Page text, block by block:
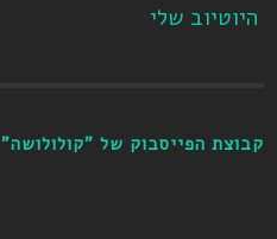
היוטיוב שלי
קבוצת הפייסבוק של "קולולושה"